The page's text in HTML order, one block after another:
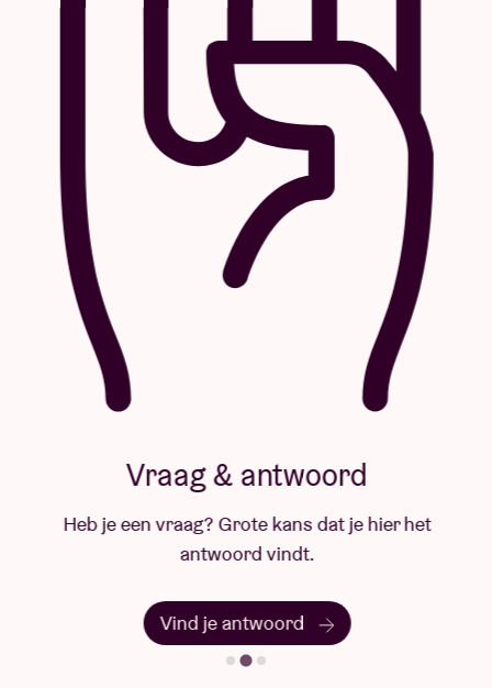
Vraag & antwoord
Heb je een vraag? Grote kans dat je hier het
antwoord vindt.
Vind je antwoord